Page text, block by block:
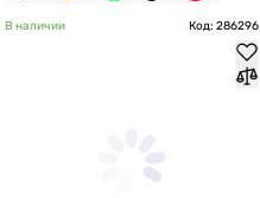
В наличии Код: 286296